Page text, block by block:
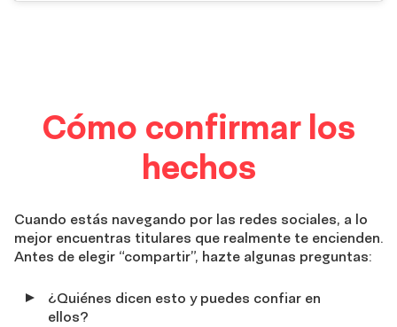
Knowing
facts
Cómo confirmar los
hechos
Cuando estás navegando por las redes sociales, a lo
mejor encuentras titulares que realmente te encienden.
Antes de elegir “compartir”, hazte algunas preguntas:
¿Quiénes dicen esto y puedes confiar en
ellos?